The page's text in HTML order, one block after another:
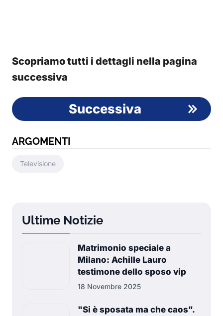
Scopriamo tutti i dettagli nella pagina
successiva
Successiva
ARGOMENTI
Televisione
Ultime Notizie
Matrimonio speciale a
Milano: Achille Lauro
testimone dello sposo vip
18 Novembre 2025
"Si è sposata ma che caos".